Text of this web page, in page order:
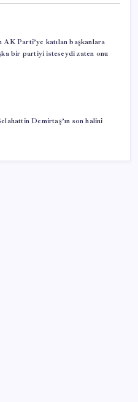
AK Parti’ye katılan başkanlara
bir partiyi isteseydi zaten onu
Demirtaş’ın son halini